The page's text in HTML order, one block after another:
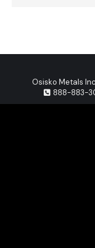
Osisko Metals
888-883-